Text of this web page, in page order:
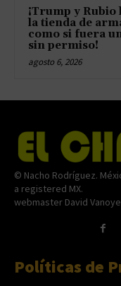
¡Trump y
la tienda de
como si fuera
sin permiso!
agosto 6, 2026
© Nacho Rodríguez.
a registered MX.
webmaster David Vanoye
Políticas de